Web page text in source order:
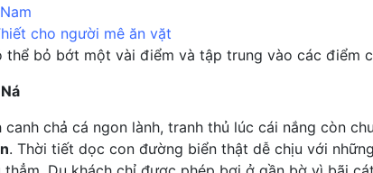
cho người mê ăn vặt
thể bỏ bớt một vài điểm và tập trung vào các điểm
chả cá ngon lành, tranh thủ lúc cái nắng còn
. Thời tiết dọc con đường biển thật dễ chịu với